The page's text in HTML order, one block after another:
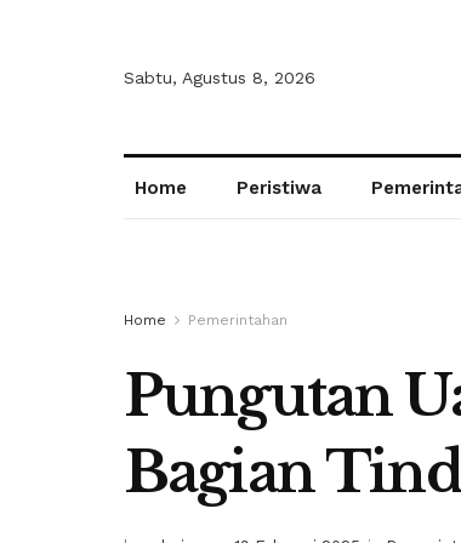
Sabtu, Agustus 8, 2026
Home Peristiwa
Home Pemerintahan
Pungutan
Bagian